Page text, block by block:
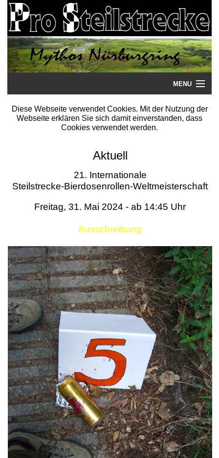
MENU
Startseite
Literatur
Termine
Diese Webseite verwendet Cookies. Mit der Nutzung der
Webseite erklären Sie sich damit einverstanden, dass
Cookies verwendet werden.
Aktuell
21. Internationale
Steilstrecke-Bierdosenrollen-Weltmeisterschaft
Freitag, 31. Mai 2024 - ab 14:45 Uhr
Ausschreibung